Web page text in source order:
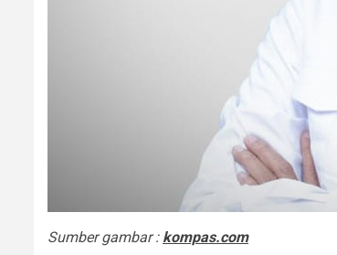
Sumber gambar : kompas.com